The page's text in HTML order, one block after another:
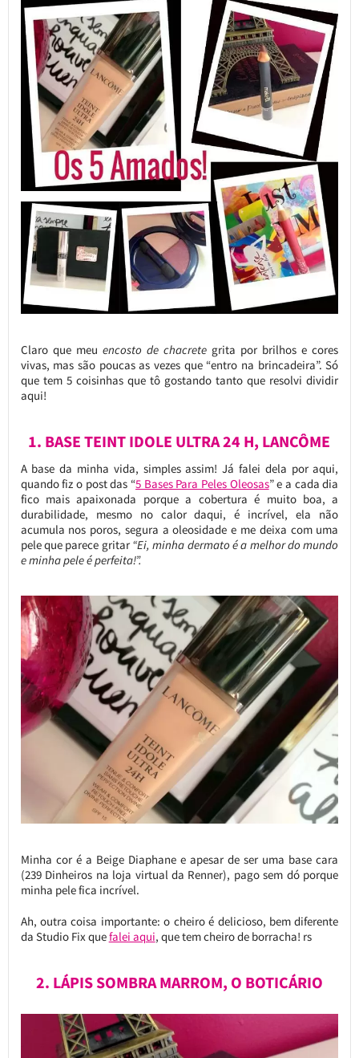
Claro que meu encosto de chacrete grita por brilhos e cores
vivas, mas são poucas as vezes que “entro na brincadeira”. Só
que tem 5 coisinhas que tô gostando tanto que resolvi dividir
aqui!
1. BASE TEINT IDOLE ULTRA 24 H, LANCÔME
A base da minha vida, simples assim! Já falei dela por aqui,
quando fiz o post das “5 Bases Para Peles Oleosas” e a cada dia
fico mais apaixonada porque a cobertura é muito boa, a
durabilidade, mesmo no calor daqui, é incrível, ela não
acumula nos poros, segura a oleosidade e me deixa com uma
pele que parece gritar “Ei, minha dermato é a melhor do mundo
e minha pele é perfeita!”.
Minha cor é a Beige Diaphane e apesar de ser uma base cara
(239 Dinheiros na loja virtual da Renner), pago sem dó porque
minha pele fica incrível.
Ah, outra coisa importante: o cheiro é delicioso, bem diferente
da Studio Fix quefalei aqui, que tem cheiro de borracha! rs
2. LÁPIS SOMBRA MARROM, O BOTICÁRIO